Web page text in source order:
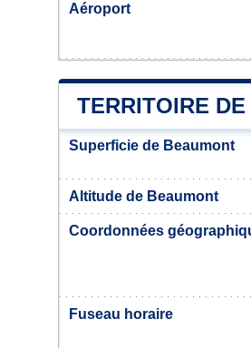
Aéroport
TERRITOIRE
Superficie de Beaumont
Altitude de Beaumont
Coordonnées
Fuseau horaire